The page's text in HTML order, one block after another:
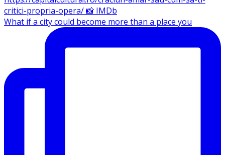
What if a city could become more than a place you